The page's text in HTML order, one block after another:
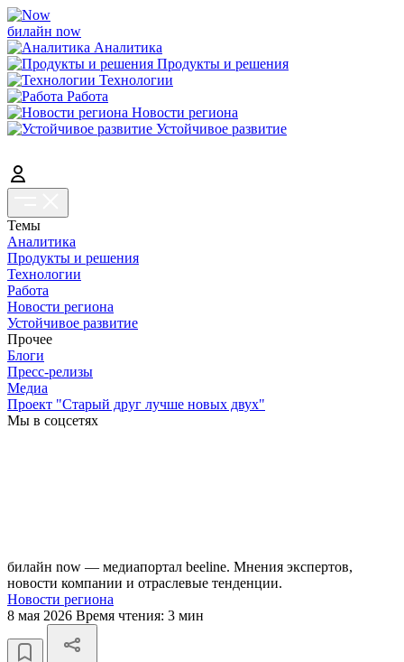
билайн now
Аналитика
Продукты и решения
Технологии
Работа
Новости региона
Устойчивое развитие
Темы
Аналитика
Продукты и решения
Технологии
Работа
Новости региона
Устойчивое развитие
Прочее
Блоги
Пресс-релизы
Медиа
Проект "Старый друг лучше новых двух"
Мы в соцсетях
билайн now — медиапортал beeline. Мнения экспертов,
новости компании и отраслевые тенденции.
Новости региона
8 мая 2026 Время чтения: 3 мин